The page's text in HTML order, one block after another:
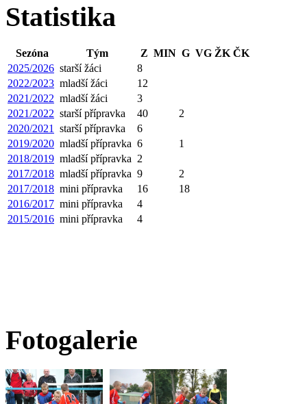
Statistika
Sezóna Tým Z MIN G VG ŽK ČK
2025/2026 starší žáci
8
2022/2023 mladší žáci
12
2021/2022 mladší žáci
3
2021/2022 starší přípravka 40
2
2020/2021
starší přípravka
6
2019/2020 mladší přípravka 6
1
2018/2019 mladší přípravka 2
2017/2018 mladší přípravka 9
2
2017/2018 mini přípravka 16
18
2016/2017 mini přípravka
4
2015/2016 mini přípravka 4
Fotogalerie